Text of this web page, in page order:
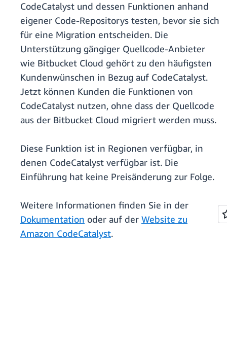
CodeCatalyst und dessen Funktionen anhand
eigener Code-Repositorys testen, bevor sie sich
für eine Migration entscheiden. Die
Unterstützung gängiger Quellcode-Anbieter
wie Bitbucket Cloud gehört zu den häufigsten
Kundenwünschen in Bezug auf CodeCatalyst.
Jetzt können Kunden die Funktionen von
CodeCatalyst nutzen, ohne dass der Quellcode
aus der Bitbucket Cloud migriert werden muss.
Diese Funktion ist in Regionen verfügbar, in
denen CodeCatalyst verfügbar ist. Die
Einführung hat keine Preisänderung zur Folge.
Weitere Informationen finden Sie in der
Dokumentation oder auf der Website zu
Amazon CodeCatalyst.